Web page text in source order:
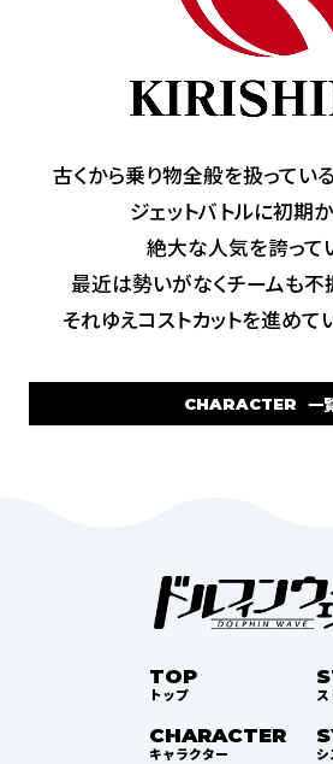
古くから乗り物全般を扱ってい
ジェットバトルに初期
絶大な人気を誇って
最近は勢いがなくチームも不
それゆえコストカットを進め
CHARACTER 一
TOP
トップ ス
CHARACTER
キャラクター シ